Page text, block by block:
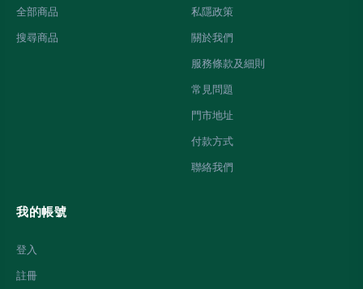
全部商品
搜尋商品
私隱政策
關於我們
服務條款及細則
常見問題
門市地址
付款方式
聯絡我們
我的帳號
登入
註冊